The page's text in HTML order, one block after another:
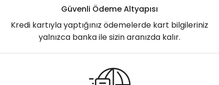
Güvenli Ödeme Altyapısı
Kredi kartıyla yaptığınız ödemelerde kart bilgileriniz
yalnızca banka ile sizin aranızda kalır.